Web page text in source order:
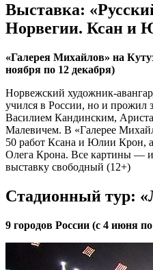
Выставка:
Норвегии. Ксан и
«Галерея Михайлов» на
ноября по 12 декабря)
Норвежский художник-
учился в России, но и прожил
Василием Кандинским,
Малевичем. В «Галерее
50 работ Ксана и Юлии Крон,
Олега Крона. Все картины —
выставку свободный (12+)
Стадионный тур:
9 городов России (с 4 июня